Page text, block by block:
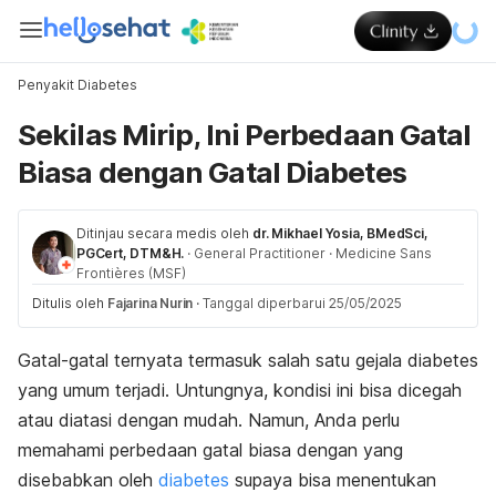
Penyakit Diabetes
Sekilas Mirip, Ini Perbedaan Gatal
Biasa dengan Gatal Diabetes
Ditinjau secara medis oleh dr. Mikhael Yosia, BMedSci,
PGCert, DTM&H. · General Practitioner · Medicine Sans
Frontières (MSF)
Ditulis oleh Fajarina Nurin · Tanggal diperbarui 25/05/2025
Gatal-gatal ternyata termasuk salah satu gejala diabetes
yang umum terjadi. Untungnya, kondisi ini bisa dicegah
atau diatasi dengan mudah. Namun, Anda perlu
memahami perbedaan gatal biasa dengan yang
disebabkan oleh diabetes supaya bisa menentukan